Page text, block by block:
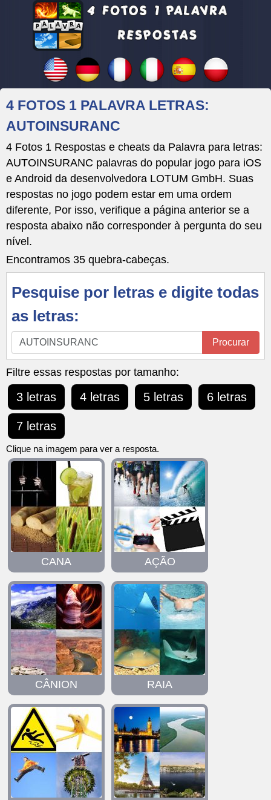
4 FOTOS 1 PALAVRA LETRAS:
AUTOINSURANC
4 Fotos 1 Respostas e cheats da Palavra para letras:
AUTOINSURANC palavras do popular jogo para iOS
e Android da desenvolvedora LOTUM GmbH. Suas
respostas no jogo podem estar em uma ordem
diferente, Por isso, verifique a página anterior se a
resposta abaixo não corresponder à pergunta do seu
nível.
Encontramos 35 quebra-cabeças.
Pesquise por letras e digite todas
as letras:
Pesquise
por
letras
e
digite
todas
as
letras:
Procurar
Filtre essas respostas por tamanho:
3 letras 4 letras 5 letras 6 letras
7 letras
Clique na imagem para ver a resposta.
CANA AÇÃO
CÂNION RAIA